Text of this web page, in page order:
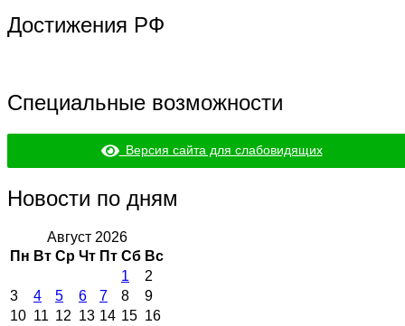
Достижения РФ
Специальные возможности
Версия сайта для слабовидящих
Новости по дням
Август 2026
Пн Вт Ср Чт Пт Сб Вс
1
2
3
4 5 6 7 8
9
10 11 12 13 14 15 16